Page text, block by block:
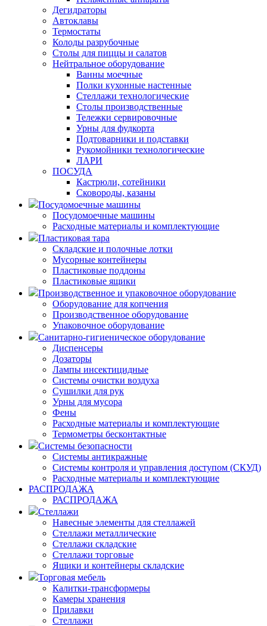
Дегидраторы
Автоклавы
Термостаты
Колоды разрубочные
Столы для пиццы и салатов
Нейтральное оборудование
Ванны моечные
Полки кухонные настенные
Стеллажи технологические
Столы производственные
Тележки сервировочные
Урны для фудкорта
Подтоварники и подставки
Рукомойники технологические
ЛАРИ
ПОСУДА
Кастрюли, сотейники
Сковороды, казаны
Посудомоечные машины
Посудомоечные машины
Расходные материалы и комплектующие
Пластиковая тара
Складские и полочные лотки
Мусорные контейнеры
Пластиковые поддоны
Пластиковые ящики
Производственное и упаковочное оборудование
Оборудование для копчения
Производственное оборудование
Упаковочное оборудование
Санитарно-гигиеническое оборудование
Диспенсеры
Дозаторы
Лампы инсектицидные
Системы очистки воздуха
Сушилки для рук
Урны для мусора
Фены
Расходные материалы и комплектующие
Термометры бесконтактные
Системы безопасности
Системы антикражные
Системы контроля и управления доступом (СКУД)
Расходные материалы и комплектующие
РАСПРОДАЖА
РАСПРОДАЖА
Стеллажи
Навесные элементы для стеллажей
Стеллажи металлические
Стеллажи складские
Стеллажи торговые
Ящики и контейнеры складские
Торговая мебель
Калитки-трансформеры
Камеры хранения
Прилавки
Стеллажи